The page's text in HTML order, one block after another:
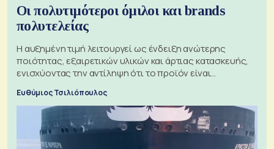
Οι πολυτιμότεροι όμιλοι και brands
πολυτελείας
Η αυξημένη τιμή λειτουργεί ως ένδειξη ανώτερης
ποιότητας, εξαιρετικών υλικών και άρτιας κατασκευής,
ενισχύοντας την αντίληψη ότι το προϊόν είναι
Ευθύμιος Τσιλιόπουλος